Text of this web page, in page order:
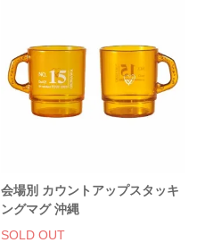
会場別 カウントアップスタッキ
ングマグ 沖縄
SOLD OUT